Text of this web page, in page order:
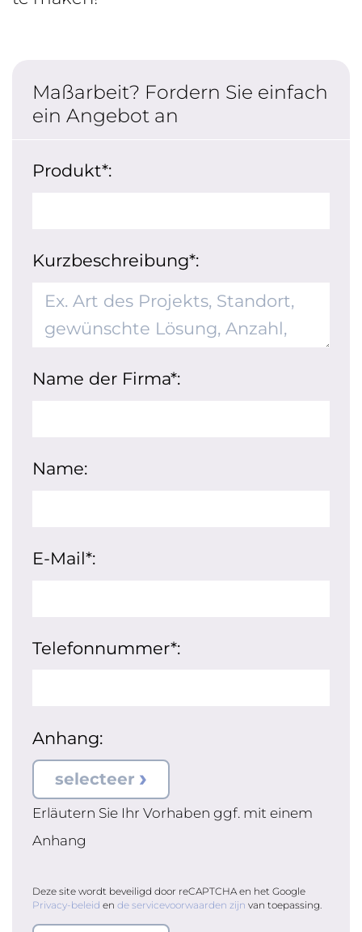
Maßarbeit? Fordern Sie einfach
ein Angebot an
Produkt*:
Kurzbeschreibung*:
Name der Firma*:
Name:
E-Mail*:
Telefonnummer*:
Anhang:
selecteer
Erläutern Sie Ihr Vorhaben ggf. mit einem
Anhang
Deze site wordt beveiligd door reCAPTCHA en het Google
Privacy-beleid en de servicevoorwaarden zijn van toepassing.